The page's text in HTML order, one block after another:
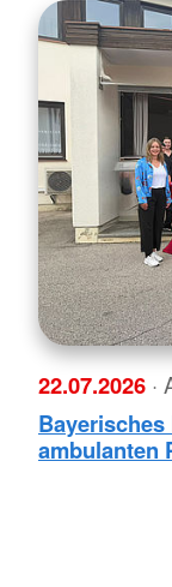
22.07.2026 ·
ambulanten